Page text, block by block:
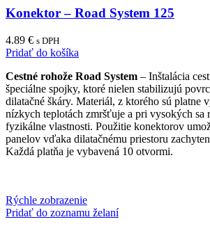
Konektor – Road System 125
4.89 € s DPH
Pridať do košíka
Cestné rohože Road System – Inštalácia
špeciálne spojky, ktoré nielen stabilizujú
dilatačné škáry. Materiál, z ktorého sú platne
nízkych teplotách zmršťuje a pri vysokých sa
fyzikálne vlastnosti. Použitie konektorov
panelov vďaka dilatačnému priestoru
Každá platňa je vybavená 10 otvormi.
Rýchle zobrazenie
Pridať do zoznamu želaní